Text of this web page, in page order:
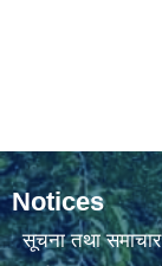
Notices
सूचना तथा समाचार